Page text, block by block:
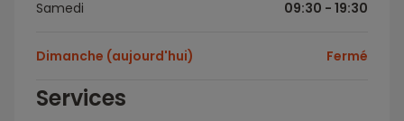
Samedi 09:30 - 19:30
Dimanche (aujourd'hui) Fermé
Services